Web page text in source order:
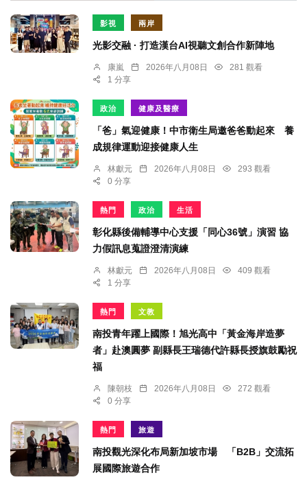
影視 兩岸
光影交融 · 打造漢台AI視聽文創合作新陣地
康嵐 2026年八月08日
281 觀看
1 分享
政治 健康及醫療
「爸」氣迎健康！中市衛生局邀爸爸動起來 養
成規律運動迎接健康人生
林獻元 2026年八月08日
293 觀看
0 分享
熱門 政治 生活
彰化縣後備輔導中心支援「同心36號」演習 協
力假訊息蒐證澄清演練
林獻元 2026年八月08日
409 觀看
1 分享
熱門 文教
南投青年躍上國際！旭光高中「黃金海岸造夢
者」赴澳圓夢 副縣長王瑞德代許縣長授旗鼓勵祝
福
陳朝枝 2026年八月08日
272 觀看
0 分享
熱門 旅遊
南投觀光深化布局新加坡市場 「B2B」交流拓
展國際旅遊合作